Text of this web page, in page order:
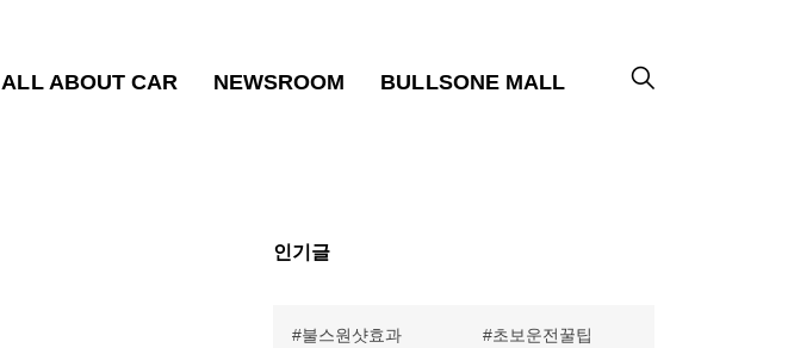
ALL ABOUT CAR NEWSROOM BULLSONE MALL
인기글
불스원샷효과 초보운전꿀팁